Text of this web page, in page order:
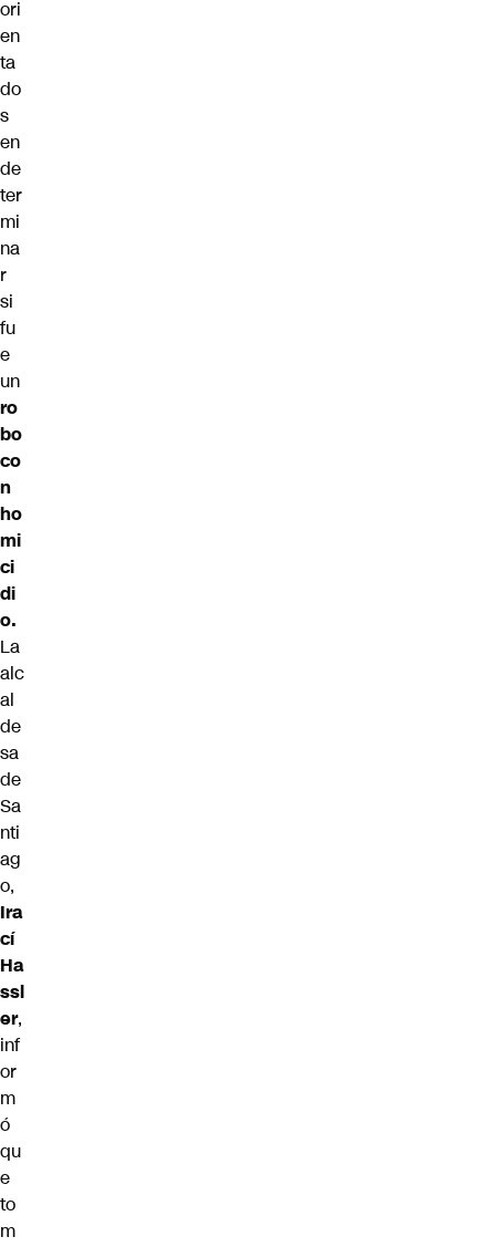
ori
en
ta
do
s
en
de
ter
mi
na
r
si
fu
e
un
ro
bo
co
n
ho
mi
ci
di
o.
La
alc
al
de
sa
de
Sa
nti
ag
o,
Ira
cí
Ha
ssl
er,
inf
or
m
ó
qu
e
to
m